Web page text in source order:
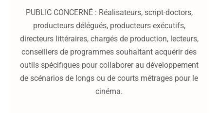
PUBLIC CONCERNÉ : Réalisateurs, script-doctors,
producteurs délégués, producteurs exécutifs,
directeurs littéraires, chargés de production, lecteurs,
conseillers de programmes souhaitant acquérir des
outils spécifiques pour collaborer au développement
de scénarios de longs ou de courts métrages pour le
cinéma.